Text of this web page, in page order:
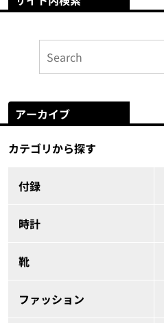
アーカイブ
カテゴリから探す
付録
時計
靴
ファッション